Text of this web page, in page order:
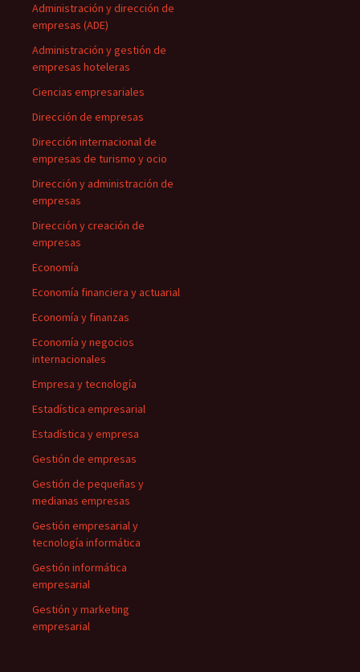
Administración y dirección de
empresas (ADE)
Administración y gestión de
empresas hoteleras
Ciencias empresariales
Dirección de empresas
Dirección internacional de
empresas de turismo y ocio
Dirección y administración de
empresas
Dirección y creación de
empresas
Economía
Economía financiera y actuarial
Economía y finanzas
Economía y negocios
internacionales
Empresa y tecnología
Estadística empresarial
Estadística y empresa
Gestión de empresas
Gestión de pequeñas y
medianas empresas
Gestión empresarial y
tecnología informática
Gestión informática
empresarial
Gestión y marketing
empresarial